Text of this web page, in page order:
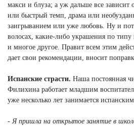
макси и блуза; а уж дальше все зависит
или быстрый темп, драма или
заигрыванием или уже любовь. Ну и
волосах, какие-либо украшения по
и многое другое. Правит всем этим
дает свои рекомендации, вносит
Испанские страсти. Наша постоянная
Филихина работает младшим
уже несколько лет занимается
- Я пришла на открытое занятие в